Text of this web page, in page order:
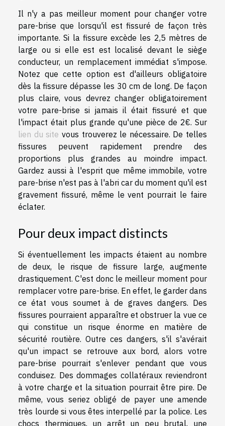
Il n'y a pas meilleur moment pour changer votre
pare-brise que lorsqu'il est fissuré de façon très
importante. Si la fissure excède les 2,5 mètres de
large ou si elle est est localisé devant le siège
conducteur, un remplacement immédiat s'impose.
Notez que cette option est d'ailleurs obligatoire
dès la fissure dépasse les 30 cm de long. De façon
plus claire, vous devrez changer obligatoirement
votre pare-brise si jamais il était fissuré et que
l'impact était plus grande qu'une pièce de 2€. Sur
lien du site vous trouverez le nécessaire. De telles
fissures peuvent rapidement prendre des
proportions plus grandes au moindre impact.
Gardez aussi à l'esprit que même immobile, votre
pare-brise n'est pas à l'abri car du moment qu'il est
gravement fissuré, même le vent pourrait le faire
éclater.
Pour deux impact distincts
Si éventuellement les impacts étaient au nombre
de deux, le risque de fissure large, augmente
drastiquement. C'est donc le meilleur moment pour
remplacer votre pare-brise. En effet, le garder dans
ce état vous soumet à de graves dangers. Des
fissures pourraient apparaître et obstruer la vue ce
qui constitue un risque énorme en matière de
sécurité routière. Outre ces dangers, s'il s'avérait
qu'un impact se retrouve aux bord, alors votre
pare-brise pourrait s'enlever pendant que vous
conduisez. Des dommages collatéraux reviendront
à votre charge et la situation pourrait être pire. De
même, vous seriez obligé de payer une amende
très lourde si vous êtes interpellé par la police. Les
chocs thermiques, un arrêt un peu brutal, une